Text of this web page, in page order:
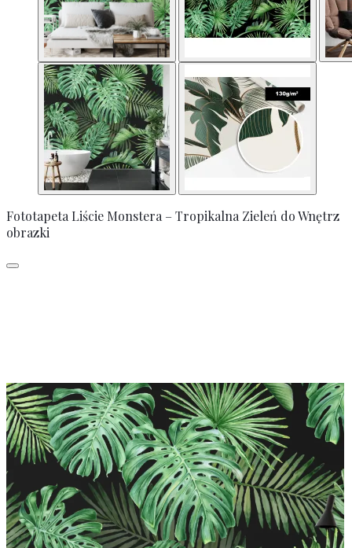
Fototapeta Liście Monstera – Tropikalna Zieleń do Wnętrz
obrazki